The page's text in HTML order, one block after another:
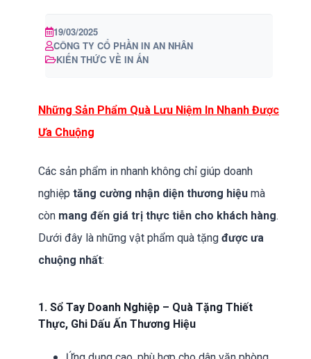
19/03/2025
CÔNG TY CỔ PHẦN IN AN NHÂN
KIẾN THỨC VỀ IN ẤN
Những Sản Phẩm Quà Lưu Niệm In Nhanh Được
Ưa Chuộng
Các sản phẩm in nhanh không chỉ giúp doanh
nghiệp tăng cường nhận diện thương hiệu mà
còn mang đến giá trị thực tiễn cho khách hàng.
Dưới đây là những vật phẩm quà tặng được ưa
chuộng nhất:
1. Sổ Tay Doanh Nghiệp – Quà Tặng Thiết
Thực, Ghi Dấu Ấn Thương Hiệu